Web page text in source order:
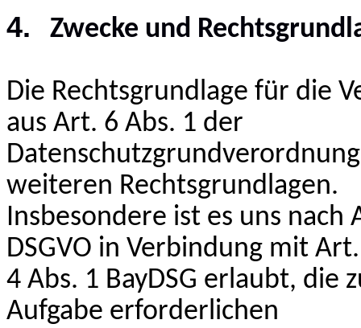
4. Zwecke und
Die Rechtsgrundlage für die
aus Art. 6 Abs. 1 der
weiteren Rechtsgrundlagen.
Insbesondere ist es uns nach
DSGVO in Verbindung mit Art.
4 Abs. 1 BayDSG erlaubt, die
Aufgabe erforderlichen